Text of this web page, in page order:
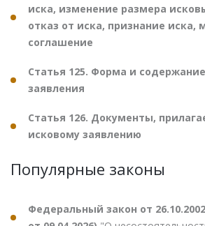
иска, изменение размера
отказ от иска, признание иска,
соглашение
Статья 125. Форма и
заявления
Статья 126. Документы,
исковому заявлению
Популярные законы
Федеральный закон от